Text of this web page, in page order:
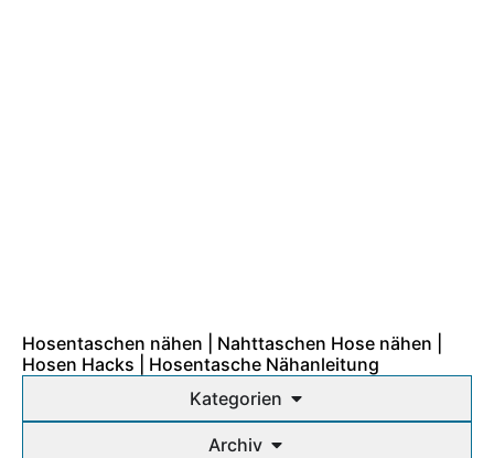
Hosentaschen nähen | Nahttaschen Hose nähen |
Hosen Hacks | Hosentasche Nähanleitung
Kategorien
Archiv